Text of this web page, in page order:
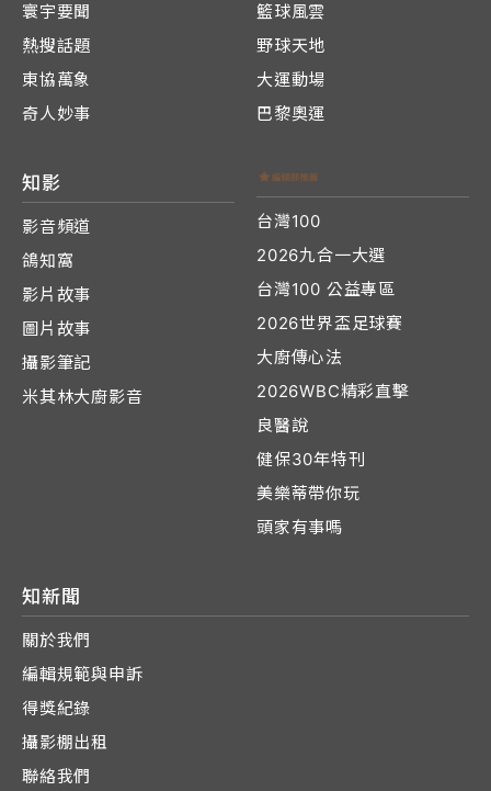
寰宇要聞
熱搜話題
東協萬象
奇人妙事
籃球風雲
野球天地
大運動場
巴黎奧運
知影
影音頻道
鴿知窩
影片故事
圖片故事
攝影筆記
米其林大廚影音
台灣100
2026九合一大選
台灣100 公益專區
2026世界盃足球賽
大廚傳心法
2026WBC精彩直擊
良醫說
健保30年特刊
美樂蒂帶你玩
頭家有事嗎
知新聞
關於我們
編輯規範與申訴
得獎紀錄
攝影棚出租
聯絡我們